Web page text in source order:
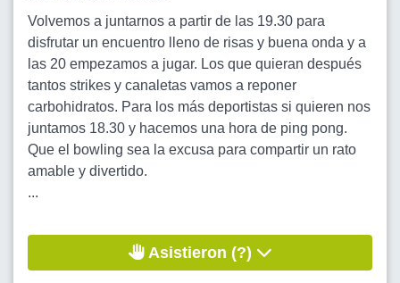
Volvemos a juntarnos a partir de las 19.30 para
disfrutar un encuentro lleno de risas y buena onda y a
las 20 empezamos a jugar. Los que quieran después
tantos strikes y canaletas vamos a reponer
carbohidratos. Para los más deportistas si quieren nos
juntamos 18.30 y hacemos una hora de ping pong.
Que el bowling sea la excusa para compartir un rato
amable y divertido.
...
Asistieron (?)